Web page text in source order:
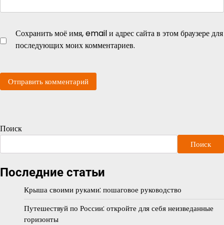
Сохранить моё имя, email и адрес сайта в этом браузере для
последующих моих комментариев.
Поиск
Поиск
Последние статьи
Крыша своими руками: пошаговое руководство
Путешествуй по России: откройте для себя неизведанные
горизонты